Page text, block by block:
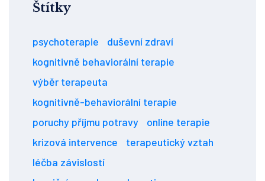
Štítky
psychoterapie
duševní zdraví
kognitivně behaviorální terapie
výběr terapeuta
kognitivně-behaviorální terapie
poruchy příjmu potravy
online terapie
krizová intervence
terapeutický vztah
léčba závislostí